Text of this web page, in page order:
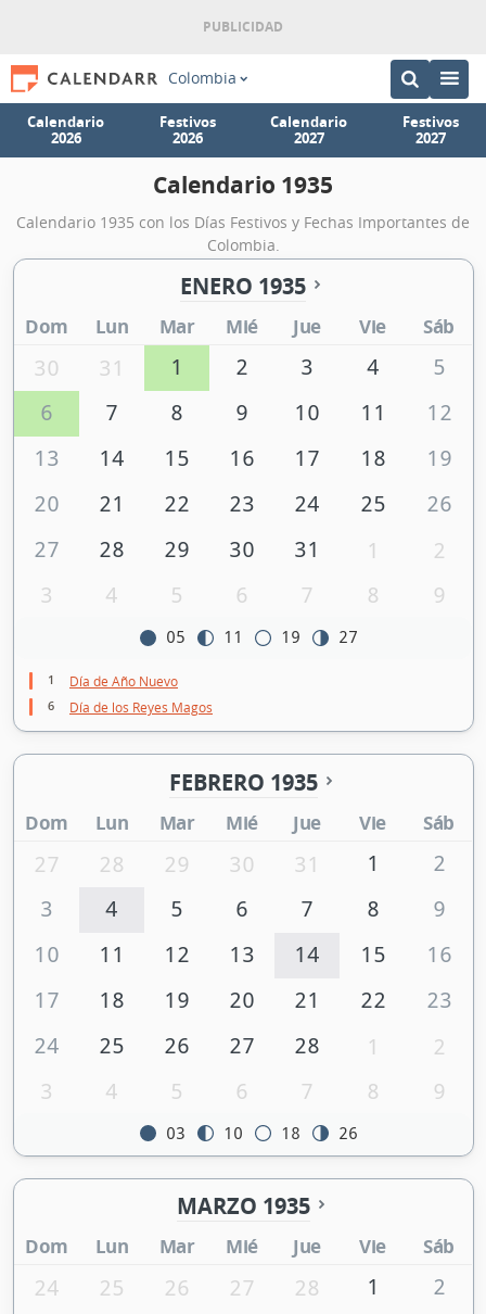
Colombia
Calendario
2026
Festivos
2026
Calendario
2027
Festivos
2027
Calendario 1935
Calendario 1935 con los Días Festivos y Fechas Importantes de
Colombia.
ENERO 1935
Dom Lun Mar Mié Jue Vie Sáb
30 31 1 2 3 4
5
6
7 8 9 10 11
12
13
14 15 16 17 18
19
20
21 22 23 24 25
26
27
28 29 30 31 1
2
3
4 5 6 7 8 9
05 11 19 27
1 Día de Año Nuevo
6 Día de los Reyes Magos
FEBRERO 1935
Dom Lun Mar Mié Jue Vie Sáb
27 28 29 30 31 1
2
3
4 5 6 7 8
9
10
11 12 13 14 15
16
17
18 19 20 21 22
23
24
25 26 27 28 1
2
3
4 5 6 7 8 9
03 10 18 26
MARZO 1935
Dom Lun Mar Mié Jue Vie Sáb
24 25 26 27 28 1
2